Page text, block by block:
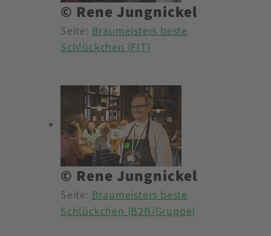
© Rene Jungnickel
Seite: Braumeisters beste
Schlückchen (FIT)
© Rene Jungnickel
Seite: Braumeisters beste
Schlückchen (B2B/Gruppe)